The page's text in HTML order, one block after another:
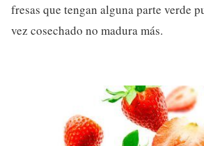
fresas que tengan alguna parte verde
vez cosechado no madura más.